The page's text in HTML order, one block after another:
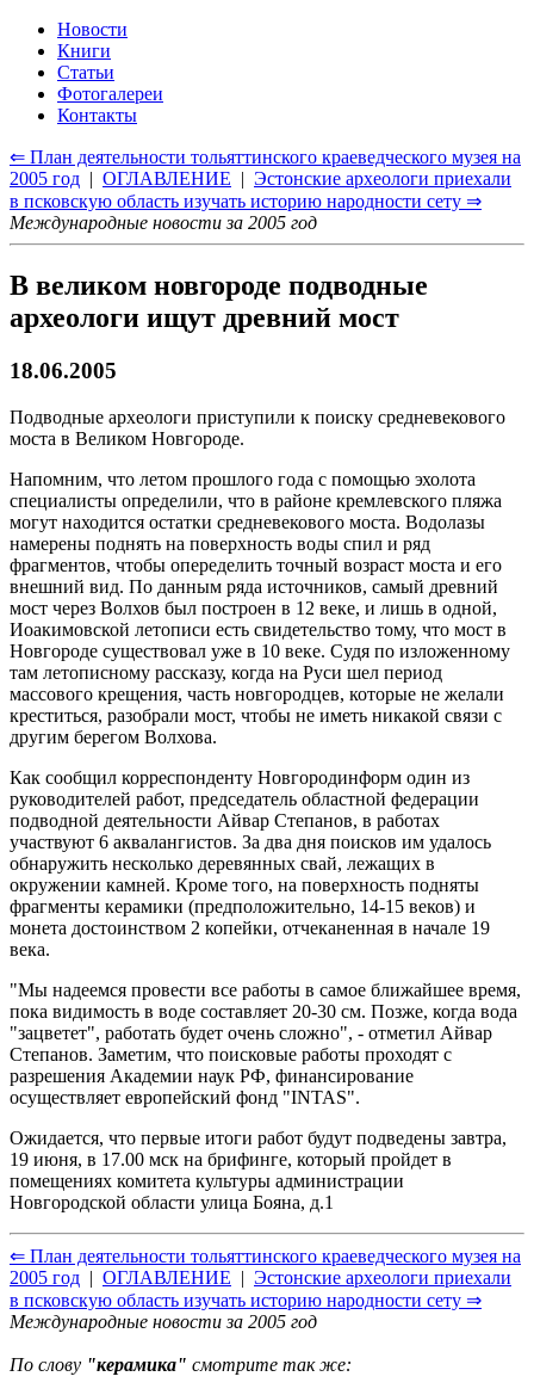
Новости
Книги
Статьи
Фотогалереи
Контакты
⇐ План деятельности тольяттинского краеведческого музея на
2005 год | ОГЛАВЛЕНИЕ | Эстонские археологи приехали
в псковскую область изучать историю народности сету ⇒
Международные новости за 2005 год
В великом новгороде подводные
археологи ищут древний мост
18.06.2005
Подводные археологи приступили к поиску средневекового
моста в Великом Новгороде.
Напомним, что летом прошлого года с помощью эхолота
специалисты определили, что в районе кремлевского пляжа
могут находится остатки средневекового моста. Водолазы
намерены поднять на поверхность воды спил и ряд
фрагментов, чтобы опеределить точный возраст моста и его
внешний вид. По данным ряда источников, самый древний
мост через Волхов был построен в 12 веке, и лишь в одной,
Иоакимовской летописи есть свидетельство тому, что мост в
Новгороде существовал уже в 10 веке. Судя по изложенному
там летописному рассказу, когда на Руси шел период
массового крещения, часть новгородцев, которые не желали
креститься, разобрали мост, чтобы не иметь никакой связи с
другим берегом Волхова.
Как сообщил корреспонденту Новгородинформ один из
руководителей работ, председатель областной федерации
подводной деятельности Айвар Степанов, в работах
участвуют 6 аквалангистов. За два дня поисков им удалось
обнаружить несколько деревянных свай, лежащих в
окружении камней. Кроме того, на поверхность подняты
фрагменты керамики (предположительно, 14-15 веков) и
монета достоинством 2 копейки, отчеканенная в начале 19
века.
"Мы надеемся провести все работы в самое ближайшее время,
пока видимость в воде составляет 20-30 см. Позже, когда вода
"зацветет", работать будет очень сложно", - отметил Айвар
Степанов. Заметим, что поисковые работы проходят с
разрешения Академии наук РФ, финансирование
осуществляет европейский фонд "INTAS".
Ожидается, что первые итоги работ будут подведены завтра,
19 июня, в 17.00 мск на брифинге, который пройдет в
помещениях комитета культуры администрации
Новгородской области улица Бояна, д.1
⇐ План деятельности тольяттинского краеведческого музея на
2005 год | ОГЛАВЛЕНИЕ | Эстонские археологи приехали
в псковскую область изучать историю народности сету ⇒
Международные новости за 2005 год
По слову "керамика" смотрите так же: